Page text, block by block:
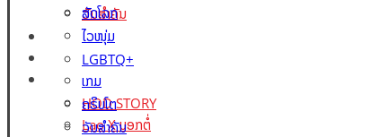
ວັນສຳຄັນ
Lao Xperts
Lao X Forum
ວິດີໂອ
HOD STORY
Lao X ບອກຕໍ່
ສັດໂລກ
ໄວໜຸ່ມ
LGBTQ+
ເກມ
ຄຣິບໂຕ
ວັນສຳຄັນ